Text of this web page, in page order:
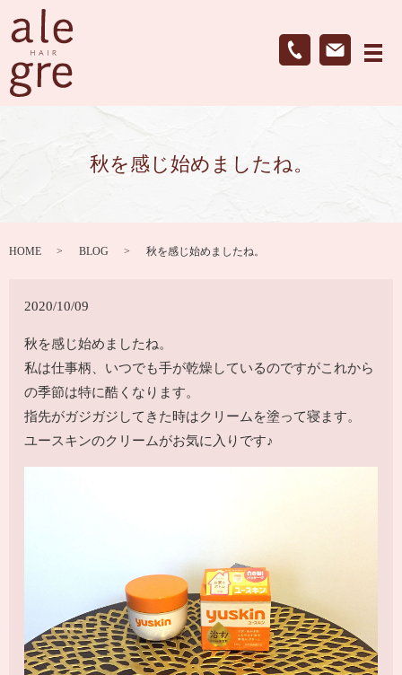
メ
秋を感じ始めましたね。
HOME BLOG 秋を感じ始めましたね。
2020/10/09
秋を感じ始めましたね。
私は仕事柄、いつでも手が乾燥しているのですがこれから
の季節は特に酷くなります。
指先がガジガジしてきた時はクリームを塗って寝ます。
ユースキンのクリームがお気に入りです♪